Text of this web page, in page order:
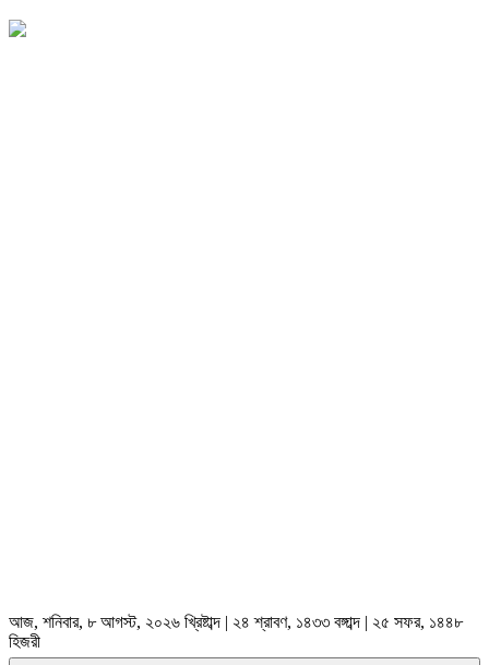
আজ, শনিবার, ৮ আগস্ট, ২০২৬ খ্রিষ্টাব্দ | ২৪ শ্রাবণ, ১৪৩৩ বঙ্গাব্দ | ২৫ সফর, ১৪৪৮
হিজরী